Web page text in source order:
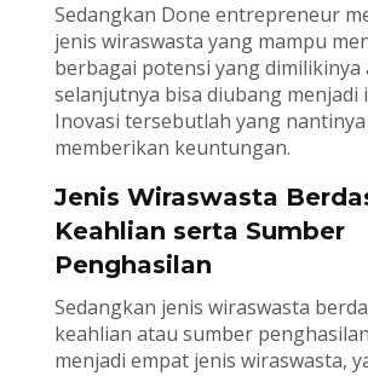
Sedangkan Done entrepreneur
jenis wiraswasta yang mampu
berbagai potensi yang dimilikinya
selanjutnya bisa diubang menjadi
Inovasi tersebutlah yang
memberikan keuntungan.
Jenis Wiraswasta
Keahlian serta Sumber
Penghasilan
Sedangkan jenis wiraswasta
keahlian atau sumber
menjadi empat jenis wiraswasta,